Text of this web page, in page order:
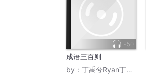
950
成语三百则
by： 丁禹兮Ryan丁舟杰